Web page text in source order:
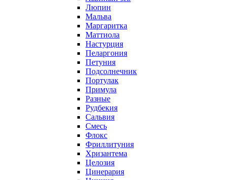
Люпин
Мальва
Маргаритка
Маттиола
Настурция
Пеларгония
Петуния
Подсолнечник
Портулак
Примула
Разные
Рудбекия
Сальвия
Смесь
Флокс
Фриллитуния
Хризантема
Целозия
Цинерария